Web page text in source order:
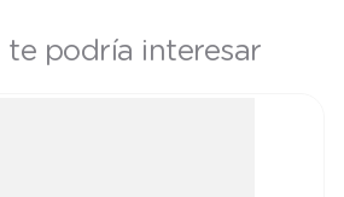
te podría interesar